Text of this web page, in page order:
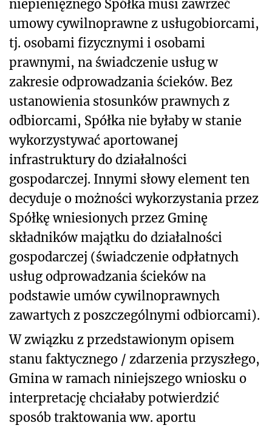
niepieniężnego Spółka musi zawrzeć
umowy cywilnoprawne z usługobiorcami,
tj. osobami fizycznymi i osobami
prawnymi, na świadczenie usług w
zakresie odprowadzania ścieków. Bez
ustanowienia stosunków prawnych z
odbiorcami, Spółka nie byłaby w stanie
wykorzystywać aportowanej
infrastruktury do działalności
gospodarczej. Innymi słowy element ten
decyduje o możności wykorzystania przez
Spółkę wniesionych przez Gminę
składników majątku do działalności
gospodarczej (świadczenie odpłatnych
usług odprowadzania ścieków na
podstawie umów cywilnoprawnych
zawartych z poszczególnymi odbiorcami).
W związku z przedstawionym opisem
stanu faktycznego / zdarzenia przyszłego,
Gmina w ramach niniejszego wniosku o
interpretację chciałaby potwierdzić
sposób traktowania ww. aportu